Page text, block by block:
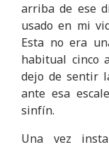
arriba de ese
usado en mi
Esta no era
habitual cinco
dejo de sentir
ante esa
sinfín.
Una vez